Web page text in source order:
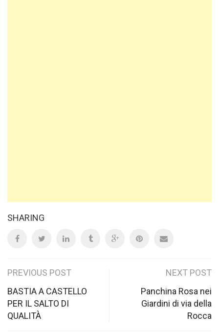
SHARING
Post
navigation
PREVIOUS POST
BASTIA A CASTELLO
PER IL SALTO DI
QUALITÀ
NEXT POST
Panchina Rosa nei
Giardini di via della
Rocca